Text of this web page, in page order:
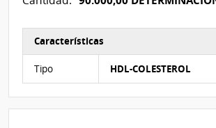
Características
Tipo HDL-COLESTEROL